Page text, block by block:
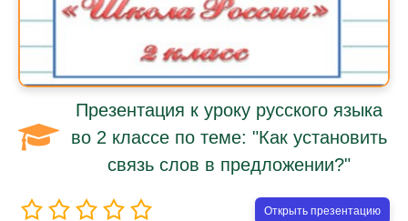
Презентация к уроку русского языка
во 2 классе по теме: "Как установить
связь слов в предложении?"
Открыть презентацию